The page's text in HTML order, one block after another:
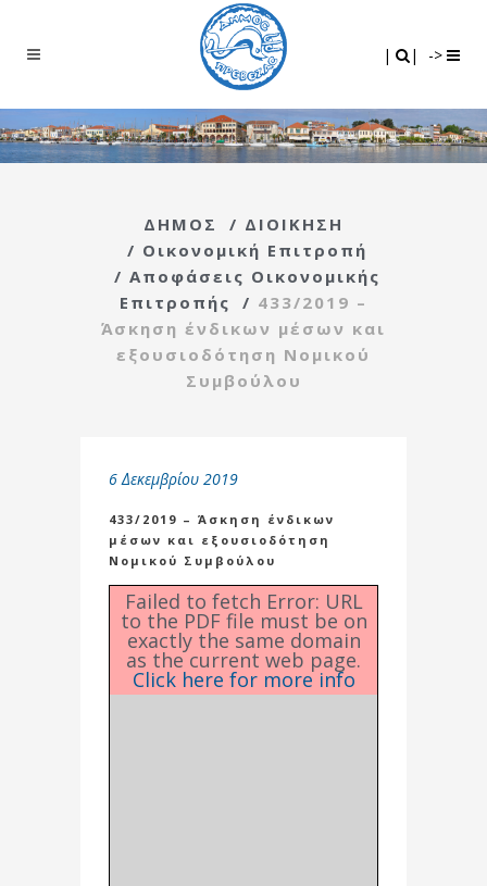
| | ->
ΔΗΜΟΣ / ΔΙΟΙΚΗΣΗ
/ Οικονομική Επιτροπή
/ Αποφάσεις Οικονομικής
Επιτροπής
/ 433/2019 –
Άσκηση ένδικων μέσων και
εξουσιοδότηση Νομικού
Συμβούλου
6 Δεκεμβρίου 2019
433/2019 – Άσκηση ένδικων
μέσων και εξουσιοδότηση
Νομικού Συμβούλου
Failed to fetch Error: URL
to the PDF file must be on
exactly the same domain
as the current web page.
Click here for more info